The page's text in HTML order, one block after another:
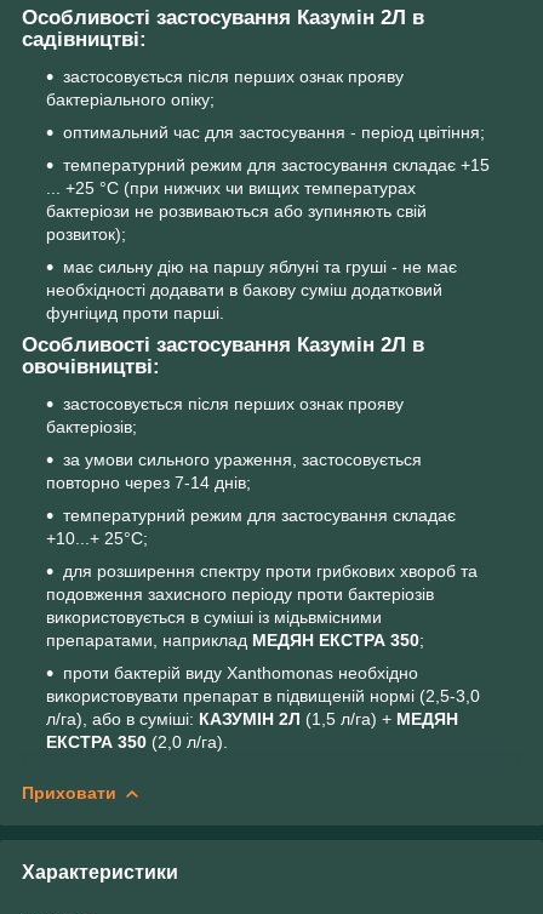
Особливості застосування Казумін 2Л в
садівництві:
застосовується після перших ознак прояву
бактеріального опіку;
оптимальний час для застосування - період цвітіння;
температурний режим для застосування складає +15
... +25 °С (при нижчих чи вищих температурах
бактеріози не розвиваються або зупиняють свій
розвиток);
має сильну дію на паршу яблуні та груші - не має
необхідності додавати в бакову суміш додатковий
фунгіцид проти парші.
Особливості застосування Казумін 2Л в
овочівництві:
застосовується після перших ознак прояву
бактеріозів;
за умови сильного ураження, застосовується
повторно через 7-14 днів;
температурний режим для застосування складає
+10...+ 25°С;
для розширення спектру проти грибкових хвороб та
подовження захисного періоду проти бактеріозів
використовується в суміші із мідьвмісними
препаратами, наприклад МЕДЯН ЕКСТРА 350;
проти бактерій виду Xanthomonas необхідно
використовувати препарат в підвищеній нормі (2,5-3,0
л/га), або в суміші: КАЗУМІН 2Л (1,5 л/га) + МЕДЯН
ЕКСТРА 350 (2,0 л/га).
Приховати
Характеристики